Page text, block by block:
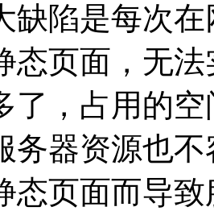
缺陷是每次
态页面，无
了，占用的
务器资源也
态页面而导